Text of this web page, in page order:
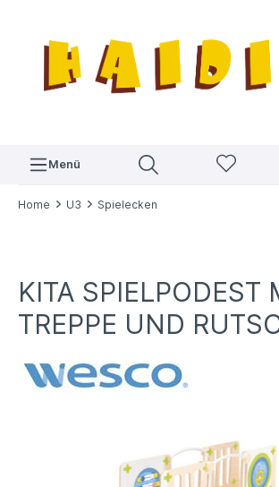
Menü
Home U3 Spielecken
KITA SPIELPODEST
TREPPE UND